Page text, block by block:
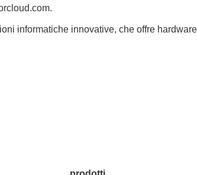
.
informatiche innovative, che offre